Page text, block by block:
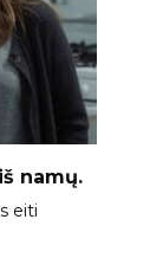
namų.
eiti